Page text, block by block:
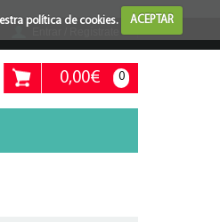
política de cookies. ACEPTAR
0,00€ 0